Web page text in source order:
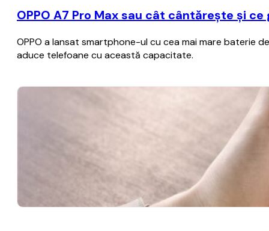
OPPO A7 Pro Max sau cât cântărește și
OPPO a lansat smartphone-ul cu cea mai mare baterie
aduce telefoane cu această capacitate.